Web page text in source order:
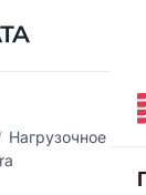
Нагрузочное